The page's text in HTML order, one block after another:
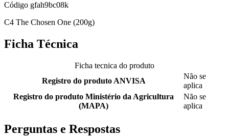
Código gfah9bc08k
C4 The Chosen One (200g)
Ficha Técnica
Ficha tecnica do produto
Registro do produto ANVISA
Não se
aplica
Registro do produto Ministério da Agricultura
(MAPA)
Não se
aplica
Perguntas e Respostas